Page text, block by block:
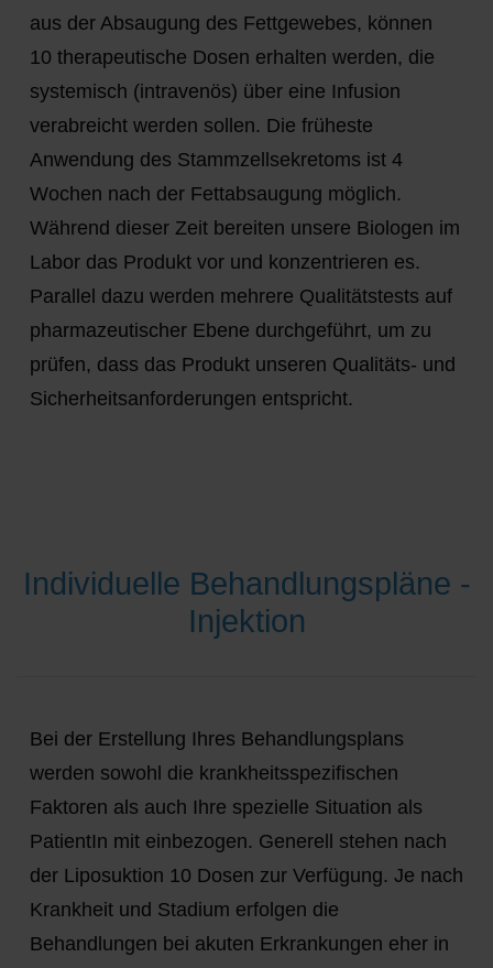
aus der Absaugung des Fettgewebes, können
10 therapeutische Dosen erhalten werden, die
systemisch (intravenös) über eine Infusion
verabreicht werden sollen. Die früheste
Anwendung des Stammzellsekretoms ist 4
Wochen nach der Fettabsaugung möglich.
Während dieser Zeit bereiten unsere Biologen im
Labor das Produkt vor und konzentrieren es.
Parallel dazu werden mehrere Qualitätstests auf
pharmazeutischer Ebene durchgeführt, um zu
prüfen, dass das Produkt unseren Qualitäts- und
Sicherheitsanforderungen entspricht.
Individuelle Behandlungspläne -
Injektion
Bei der Erstellung Ihres Behandlungsplans
werden sowohl die krankheitsspezifischen
Faktoren als auch Ihre spezielle Situation als
PatientIn mit einbezogen. Generell stehen nach
der Liposuktion 10 Dosen zur Verfügung. Je nach
Krankheit und Stadium erfolgen die
Behandlungen bei akuten Erkrankungen eher in